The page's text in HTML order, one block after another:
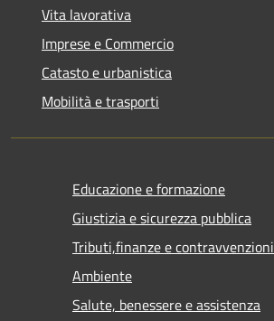
Vita lavorativa
Imprese e Commercio
Catasto e urbanistica
Mobilità e trasporti
Educazione e formazione
Giustizia e sicurezza pubblica
Tributi,finanze e contravvenzioni
Ambiente
Salute, benessere e assistenza